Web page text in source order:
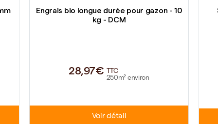
Engrais bio longue durée pour gazon - 10
kg - DCM
28,97€
TTC
250m² environ
Voir détail